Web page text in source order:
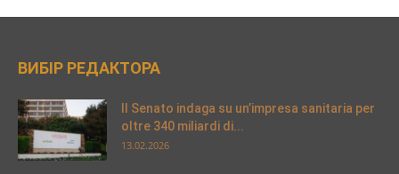
ВИБІР РЕДАКТОРА
Il Senato indaga su un’impresa sanitaria per
oltre 340 miliardi di...
13.02.2026